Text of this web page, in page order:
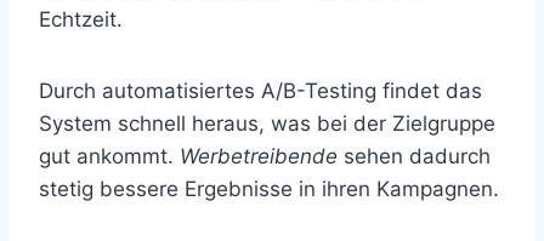
Echtzeit.
Durch automatisiertes A/B-Testing findet das
System schnell heraus, was bei der Zielgruppe
gut ankommt. Werbetreibende sehen dadurch
stetig bessere Ergebnisse in ihren Kampagnen.